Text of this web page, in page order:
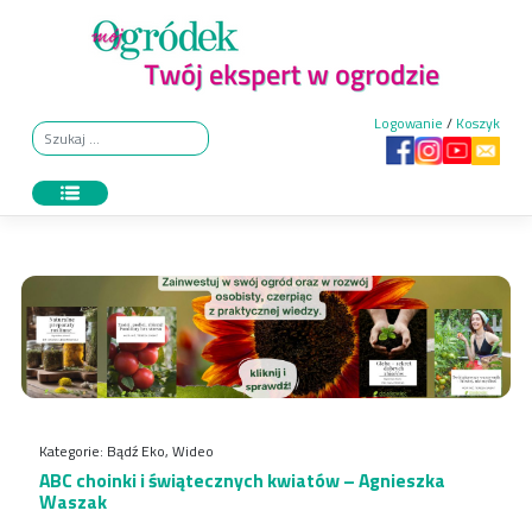
Logowanie / Koszyk
Kategorie: Bądź Eko, Wideo
ABC choinki i świątecznych kwiatów – Agnieszka
Waszak